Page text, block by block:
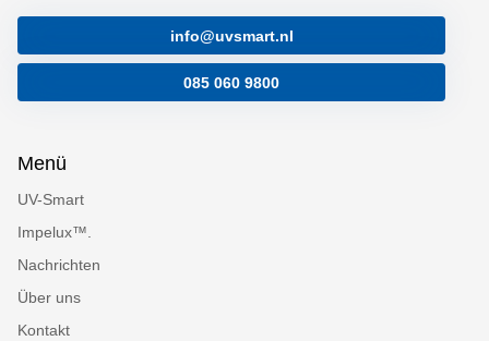
info@uvsmart.nl
085 060 9800
Menü
UV-Smart
Impelux™.
Nachrichten
Über uns
Kontakt